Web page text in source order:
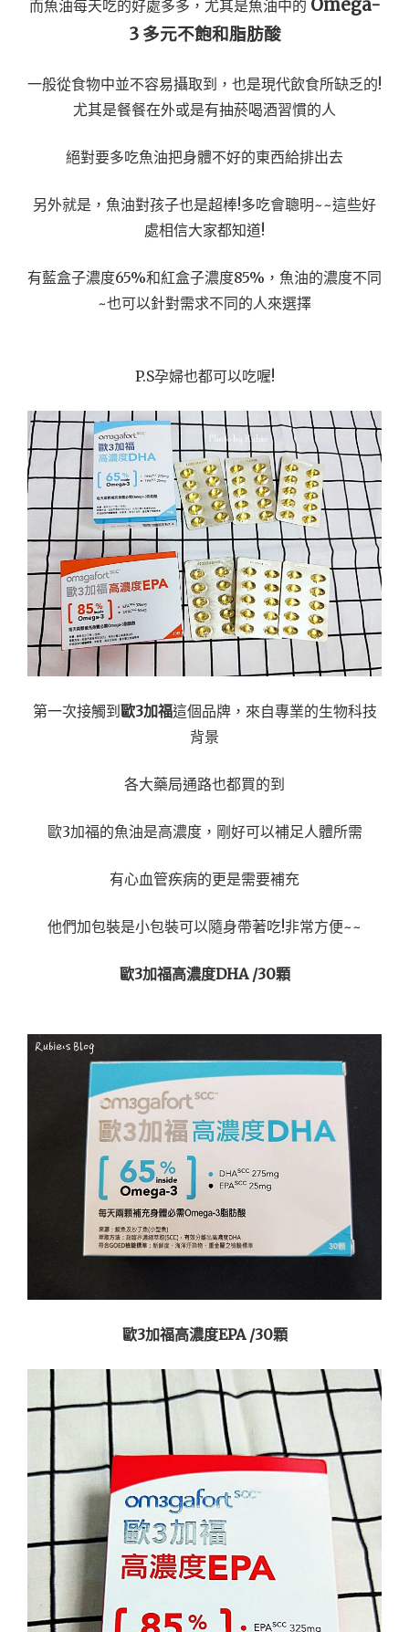
而魚油每天吃的好處多多，尤其是魚油中的 Omega-
3 多元不飽和脂肪酸
一般從食物中並不容易攝取到，也是現代飲食所缺乏的!
尤其是餐餐在外或是有抽菸喝酒習慣的人
絕對要多吃魚油把身體不好的東西給排出去
另外就是，魚油對孩子也是超棒!多吃會聰明~~這些好
處相信大家都知道!
有藍盒子濃度65%和紅盒子濃度85%，魚油的濃度不同
~也可以針對需求不同的人來選擇
P.S孕婦也都可以吃喔!
第一次接觸到 歐3加福這個品牌，來自專業的生物科技
背景
各大藥局通路也都買的到
歐3加福的魚油是高濃度，剛好可以補足人體所需
有心血管疾病的更是需要補充
他們加包裝是小包裝可以隨身帶著吃!非常方便~~
歐3加福高濃度DHA /30顆
歐3加福高濃度EPA /30顆